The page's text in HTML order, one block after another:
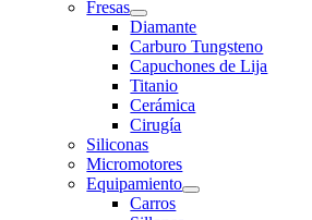
Fresas
Diamante
Carburo Tungsteno
Capuchones de Lija
Titanio
Cerámica
Cirugía
Siliconas
Micromotores
Equipamiento
Carros